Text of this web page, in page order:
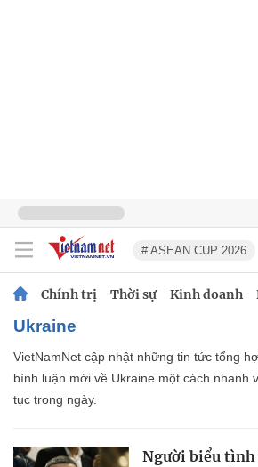
# ASEAN CUP 2026
Chính trị Thời sự Kinh doanh
Ukraine
VietNamNet cập nhật những tin tức tổng hợp, hình ảnh, video,
bình luận mới về Ukraine một cách nhanh
tục trong ngày.
Người biểu